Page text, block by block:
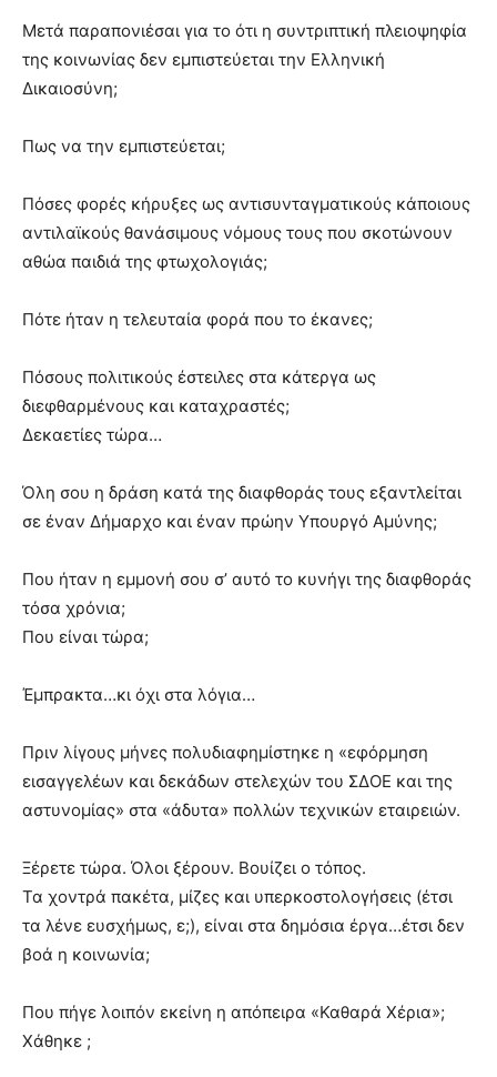
Μετά παραπονιέσαι για το ότι η συντριπτική πλειοψηφία
της κοινωνίας δεν εμπιστεύεται την Ελληνική
Δικαιοσύνη;
Πως να την εμπιστεύεται;
Πόσες φορές κήρυξες ως αντισυνταγματικούς κάποιους
αντιλαϊκούς θανάσιμους νόμους τους που σκοτώνουν
αθώα παιδιά της φτωχολογιάς;
Πότε ήταν η τελευταία φορά που το έκανες;
Πόσους πολιτικούς έστειλες στα κάτεργα ως
διεφθαρμένους και καταχραστές;
Δεκαετίες τώρα…
Όλη σου η δράση κατά της διαφθοράς τους εξαντλείται
σε έναν Δήμαρχο και έναν πρώην Υπουργό Αμύνης;
Που ήταν η εμμονή σου σ’ αυτό το κυνήγι της διαφθοράς
τόσα χρόνια;
Που είναι τώρα;
Έμπρακτα…κι όχι στα λόγια…
Πριν λίγους μήνες πολυδιαφημίστηκε η «εφόρμηση
εισαγγελέων και δεκάδων στελεχών του ΣΔΟΕ και της
αστυνομίας» στα «άδυτα» πολλών τεχνικών εταιρειών.
Ξέρετε τώρα. Όλοι ξέρουν. Βουίζει ο τόπος.
Τα χοντρά πακέτα, μίζες και υπερκοστολογήσεις (έτσι
τα λένε ευσχήμως, ε;), είναι στα δημόσια έργα…έτσι δεν
βοά η κοινωνία;
Που πήγε λοιπόν εκείνη η απόπειρα «Καθαρά Χέρια»;
Χάθηκε ;